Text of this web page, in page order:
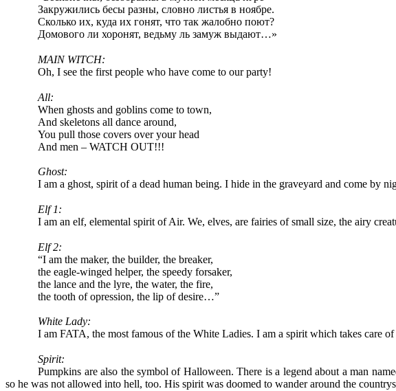
Закружились бесы разны, словно листья в ноябре.
Сколько их, куда их гонят, что так жалобно поют?
Домового ли хоронят, ведьму ль замуж выдают…»
MAIN WITCH:
Oh, I see the first people who have come to our party!
All:
When ghosts and goblins come to town,
And skeletons all dance around,
You pull those covers over your head
And men – WATCH OUT!!!
Ghost:
I am a ghost, spirit of a dead human being. I hide in the graveyard and come by
Elf 1:
I am an elf, elemental spirit of Air. We, elves, are fairies of small size, the airy
Elf 2:
“I am the maker, the builder, the breaker,
the eagle-winged helper, the speedy forsaker,
the lance and the lyre, the water, the fire,
the tooth of opression, the lip of desire…”
White Lady:
I am FATA, the most famous of the White Ladies. I am a spirit which takes care
Spirit:
Pumpkins are also the symbol of Halloween. There is a legend about a man
so he was not allowed into hell, too. His spirit was doomed to wander around the